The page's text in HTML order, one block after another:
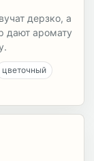
дерзко, а
дают аромату
цветочный